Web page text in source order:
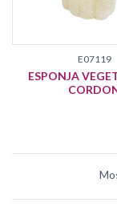
E07119
ESPONJA